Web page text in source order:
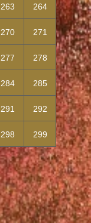
263 264
270 271
277 278
284 285
291 292
298 299